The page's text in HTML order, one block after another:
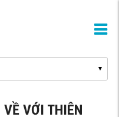
VỚI THIÊN